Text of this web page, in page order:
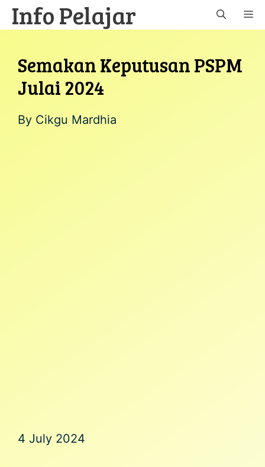
SkipInfo Pelajar
Semakan Keputusan PSPM
Julai 2024
By Cikgu Mardhia
4 July 2024